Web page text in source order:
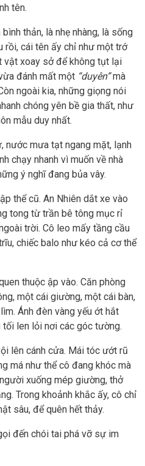
tên.
thản, là nhẹ nhàng, là sống
rồi, cái tên ấy chỉ như một trớ
vật xoay sở để không tụt lại
đánh mất một “duyên”mà
ngoài kia, những giọng nói
chóng yên bề gia thất, như
mẫu duy nhất.
nước mưa tạt ngang mặt, lạnh
chạy nhanh vì muốn về nhà
ý nghĩ đang bủa vây.
thể cũ. An Nhiên dắt xe vào
tong từ trần bê tông mục rỉ
trời. Cô leo mấy tầng cầu
chiếc balo như kéo cả cơ thể
thuộc ập vào. Căn phòng
một cái giường, một cái bàn,
Ánh đèn vàng yếu ớt hắt
len lỏi nơi các góc tường.
lên cánh cửa. Mái tóc ướt rũ
má như thể cô đang khóc mà
xuống mép giường, thở
Trong khoảnh khắc ấy, cô chỉ
sâu, để quên hết thảy.
đến chói tai phá vỡ sự im